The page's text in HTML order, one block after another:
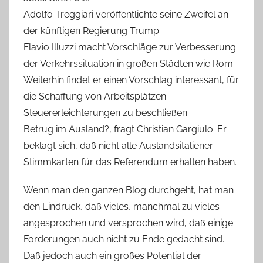
Adolfo Treggiari veröffentlichte seine Zweifel an
der künftigen Regierung Trump.
Flavio Illuzzi macht Vorschläge zur Verbesserung
der Verkehrssituation in großen Städten wie Rom.
Weiterhin findet er einen Vorschlag interessant, für
die Schaffung von Arbeitsplätzen
Steuererleichterungen zu beschließen.
Betrug im Ausland?, fragt Christian Gargiulo. Er
beklagt sich, daß nicht alle Auslandsitaliener
Stimmkarten für das Referendum erhalten haben.
Wenn man den ganzen Blog durchgeht, hat man
den Eindruck, daß vieles, manchmal zu vieles
angesprochen und versprochen wird, daß einige
Forderungen auch nicht zu Ende gedacht sind.
Daß jedoch auch ein großes Potential der